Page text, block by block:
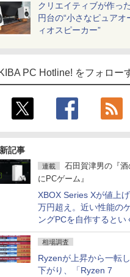
クリエイティブが作っ
円台の“小さなピュアオ
ィオスピーカー”
PC Hotline! をフォロー
記事
連載
石田賀津男の『酒
にPCゲーム』
XBOX Series Xが値上
万円超え。近い性能の
ングPCを自作するとい
になる？
相場調査
Ryzenが上昇から一転
下がり、「Ryzen 7